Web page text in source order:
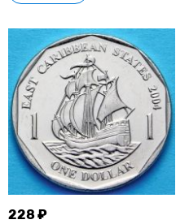
228 ₽